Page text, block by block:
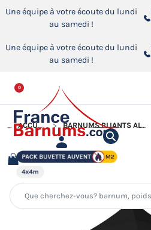
Une équipe à votre écoute du lundi
au samedi !
Une équipe à votre écoute du lundi
au samedi !
0
ACCUEIL BARNUMS PLIANTS ALUMINIUM PRO 55 AUVENT M2